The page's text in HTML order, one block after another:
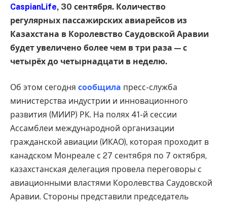
CaspianLife, 30 сентября. Количество
регулярных пассажирских авиарейсов из
Казахстана в Королевство Саудовской Аравии
будет увеличено более чем в три раза — с
четырёх до четырнадцати в неделю.
Об этом сегодня сообщила пресс-служба
министерства индустрии и инновационного
развития (МИИР) РК. На полях 41-й сессии
Ассамблеи международной организации
гражданской авиации (ИКАО), которая проходит в
канадском Монреале с 27 сентября по 7 октября,
казахстанская делегация провела переговоры с
авиационными властями Королевства Саудовской
Аравии. Стороны представили председатель